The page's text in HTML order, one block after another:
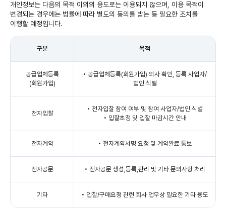
개인정보는 다음의 목적 이외의 용도로는 이용되지 않으며, 이용 목적이
변경되는 경우에는 법률에 따라 별도의 동의를 받는 등 필요한 조치를
이행할 예정입니다.
구분 목적
공급업체등록
(회원가입)
• 공급업체등록(회원가입) 의사 확인, 등록 사업자/
법인 식별
전자입찰
• 전자입찰 참여 여부 및 참여 사업자/법인 식별
• 입찰초청 및 입찰 마감시간 안내
전자계약 • 전자계약서명 요청 및 계약완료 통보
전자공문 • 전자공문 생성,등록,관리 및 기타 문의사항 처리
기타 • 입찰/구매요청 관련 회사 업무상 필요한 기타 용도